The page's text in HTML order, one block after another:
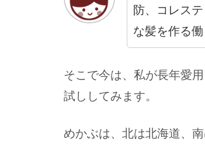
防、コレス
な髪を作る
そこで今は、私が長年愛
試ししてみます。
めかぶは、北は北海道、